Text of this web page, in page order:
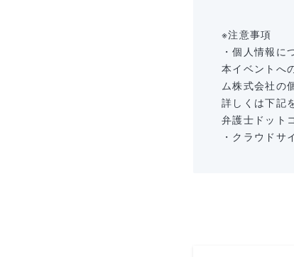
※注意事項
・個人情報に
本イベントへ
ム株式会社の
詳しくは下記
弁護士ドット
・クラウドサ